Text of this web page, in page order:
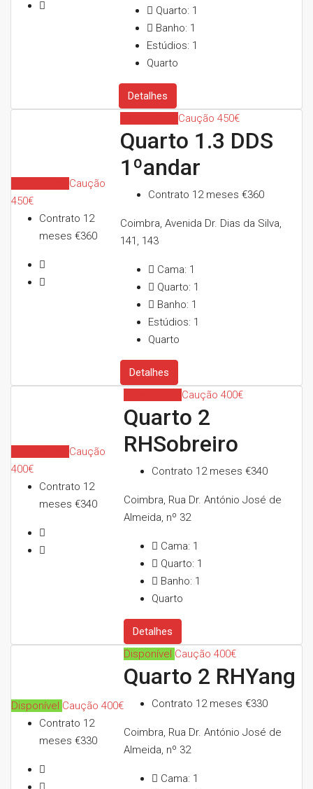
Quarto: 1
Banho: 1
Estúdios: 1
Quarto
Detalhes
Caução
450€
Contrato 12
meses €360
Caução 450€
Quarto 1.3 DDS
1ºandar
Contrato 12 meses€360
Coimbra, Avenida Dr. Dias da Silva,
141, 143
Cama: 1
Quarto: 1
Banho: 1
Estúdios: 1
Quarto
Detalhes
Caução
400€
Contrato 12
meses €340
Caução 400€
Quarto 2
RHSobreiro
Contrato 12 meses€340
Coimbra, Rua Dr. António José de
Almeida, nº 32
Cama: 1
Quarto: 1
Banho: 1
Quarto
Detalhes
Disponível Caução 400€
Contrato 12
meses €330
Disponível Caução 400€
Quarto 2 RHYang
Contrato 12 meses€330
Coimbra, Rua Dr. António José de
Almeida, nº 32
Cama: 1